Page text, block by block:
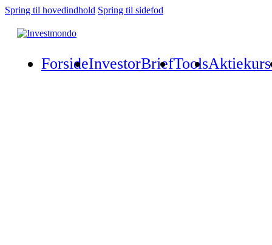
Spring til hovedindhold Spring til sidefod
ForsideInvestorBriefTools